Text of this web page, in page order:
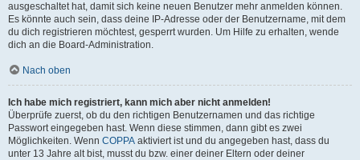
ausgeschaltet hat, damit sich keine neuen Benutzer mehr anmelden können.
Es könnte auch sein, dass deine IP-Adresse oder der Benutzername, mit dem
du dich registrieren möchtest, gesperrt wurden. Um Hilfe zu erhalten, wende
dich an die Board-Administration.
Nach oben
Ich habe mich registriert, kann mich aber nicht anmelden!
Überprüfe zuerst, ob du den richtigen Benutzernamen und das richtige
Passwort eingegeben hast. Wenn diese stimmen, dann gibt es zwei
Möglichkeiten. Wenn COPPA aktiviert ist und du angegeben hast, dass du
unter 13 Jahre alt bist, musst du bzw. einer deiner Eltern oder deiner